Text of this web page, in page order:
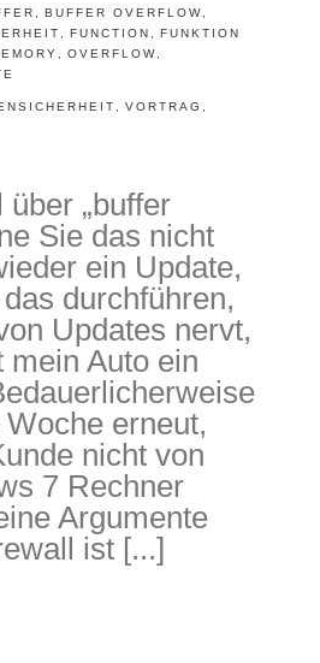
Nachlass
BUFFER OVERFLOW
FUNCTION
FUNKTION
OVERFLOW
VORTRAG
„buffer
Sie das nicht
ein Update,
durchführen,
Updates nervt,
Auto ein
erneut,
nicht von
7 Rechner
Argumente
ist [...]